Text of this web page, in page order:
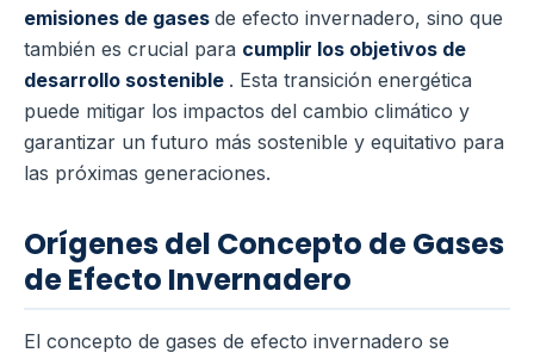
emisiones de gases de efecto invernadero, sino que
también es crucial para cumplir los objetivos de
desarrollo sostenible . Esta transición energética
puede mitigar los impactos del cambio climático y
garantizar un futuro más sostenible y equitativo para
las próximas generaciones.
Orígenes del Concepto de Gases
de Efecto Invernadero
El concepto de gases de efecto invernadero se